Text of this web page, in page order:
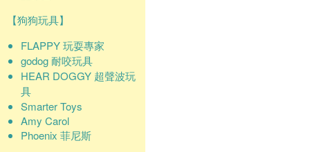
【狗狗玩具】
FLAPPY 玩耍專家
godog 耐咬玩具
HEAR DOGGY 超聲波玩
具
Smarter Toys
Amy Carol
Phoenix 菲尼斯